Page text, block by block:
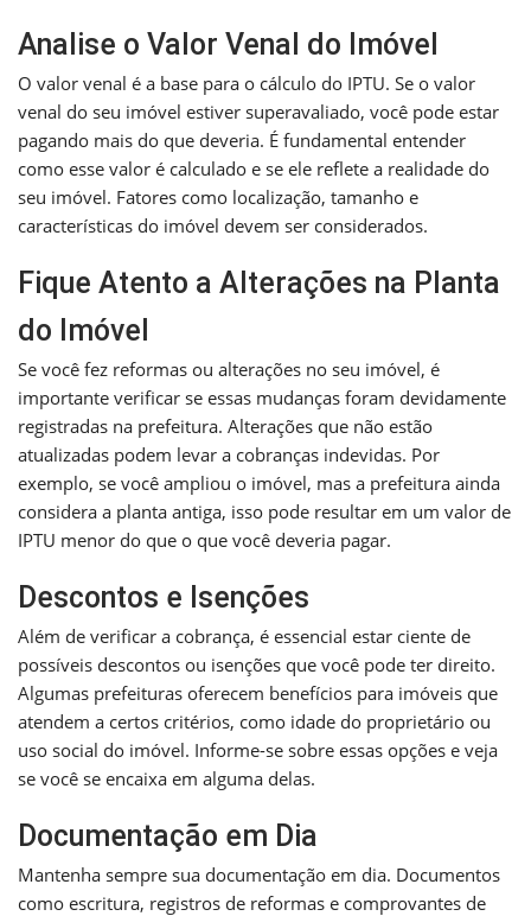
Analise o Valor Venal do Imóvel
O valor venal é a base para o cálculo do IPTU. Se o valor
venal do seu imóvel estiver superavaliado, você pode estar
pagando mais do que deveria. É fundamental entender
como esse valor é calculado e se ele reflete a realidade do
seu imóvel. Fatores como localização, tamanho e
características do imóvel devem ser considerados.
Fique Atento a Alterações na Planta
do Imóvel
Se você fez reformas ou alterações no seu imóvel, é
importante verificar se essas mudanças foram devidamente
registradas na prefeitura. Alterações que não estão
atualizadas podem levar a cobranças indevidas. Por
exemplo, se você ampliou o imóvel, mas a prefeitura ainda
considera a planta antiga, isso pode resultar em um valor de
IPTU menor do que o que você deveria pagar.
Descontos e Isenções
Além de verificar a cobrança, é essencial estar ciente de
possíveis descontos ou isenções que você pode ter direito.
Algumas prefeituras oferecem benefícios para imóveis que
atendem a certos critérios, como idade do proprietário ou
uso social do imóvel. Informe-se sobre essas opções e veja
se você se encaixa em alguma delas.
Documentação em Dia
Mantenha sempre sua documentação em dia. Documentos
como escritura, registros de reformas e comprovantes de